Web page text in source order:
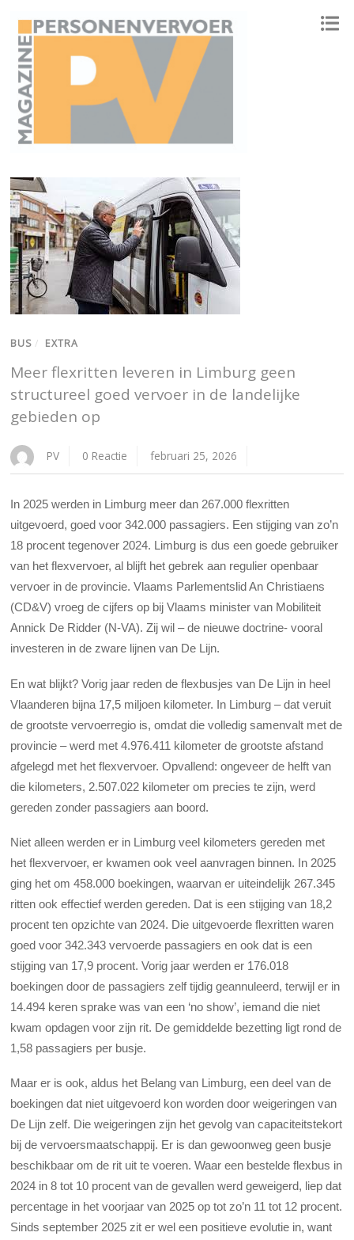
BUS / EXTRA
Meer flexritten leveren in Limburg geen
structureel goed vervoer in de landelijke
gebieden op
PV 0 Reactie februari 25, 2026
In 2025 werden in Limburg meer dan 267.000 flexritten
uitgevoerd, goed voor 342.000 passagiers. Een stijging van zo’n
18 procent tegenover 2024. Limburg is dus een goede gebruiker
van het flexvervoer, al blijft het gebrek aan regulier openbaar
vervoer in de provincie. Vlaams Parlementslid An Christiaens
(CD&V) vroeg de cijfers op bij Vlaams minister van Mobiliteit
Annick De Ridder (N-VA). Zij wil – de nieuwe doctrine- vooral
investeren in de zware lijnen van De Lijn.
En wat blijkt? Vorig jaar reden de flexbusjes van De Lijn in heel
Vlaanderen bijna 17,5 miljoen kilometer. In Limburg – dat veruit
de grootste vervoerregio is, omdat die volledig samenvalt met de
provincie – werd met 4.976.411 kilometer de grootste afstand
afgelegd met het flexvervoer. Opvallend: ongeveer de helft van
die kilometers, 2.507.022 kilometer om precies te zijn, werd
gereden zonder passagiers aan boord.
Niet alleen werden er in Limburg veel kilometers gereden met
het flexvervoer, er kwamen ook veel aanvragen binnen. In 2025
ging het om 458.000 boekingen, waarvan er uiteindelijk 267.345
ritten ook effectief werden gereden. Dat is een stijging van 18,2
procent ten opzichte van 2024. Die uitgevoerde flexritten waren
goed voor 342.343 vervoerde passagiers en ook dat is een
stijging van 17,9 procent. Vorig jaar werden er 176.018
boekingen door de passagiers zelf tijdig geannuleerd, terwijl er in
14.494 keren sprake was van een ‘no show’, iemand die niet
kwam opdagen voor zijn rit. De gemiddelde bezetting ligt rond de
1,58 passagiers per busje.
Maar er is ook, aldus het Belang van Limburg, een deel van de
boekingen dat niet uitgevoerd kon worden door weigeringen van
De Lijn zelf. Die weigeringen zijn het gevolg van capaciteitstekort
bij de vervoersmaatschappij. Er is dan gewoonweg geen busje
beschikbaar om de rit uit te voeren. Waar een bestelde flexbus in
2024 in 8 tot 10 procent van de gevallen werd geweigerd, liep dat
percentage in het voorjaar van 2025 op tot zo’n 11 tot 12 procent.
Sinds september 2025 zit er wel een positieve evolutie in, want